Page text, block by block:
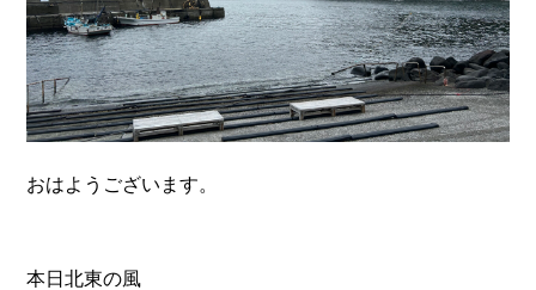
おはようございます。
本日北東の風